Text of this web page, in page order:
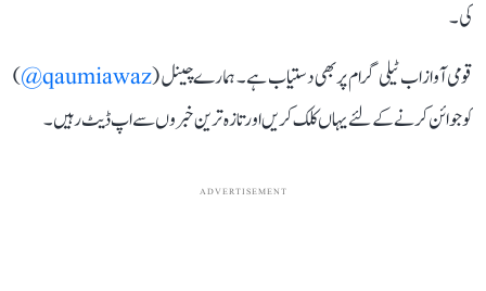
کی۔
قومی آواز اب ٹیلی گرام پر بھی دستیاب ہے۔ ہمارے چینل (qaumiawaz@
)
کو جوائن کرنے کے لئے یہاں کلک کریں اور تازہ ترین خبروں سے اپ ڈیٹ رہیں۔
ADVERTISEMENT